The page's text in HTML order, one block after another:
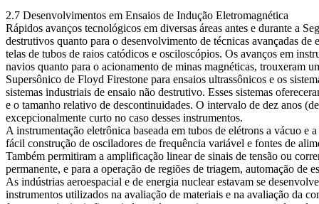
2.7 Desenvolvimentos em Ensaios de Indução Eletromagnética
Rápidos avanços tecnológicos em diversas áreas antes e durante a
destrutivos quanto para o desenvolvimento de técnicas avançadas
telas de tubos de raios catódicos e osciloscópios. Os avanços em
navios quanto para o acionamento de minas magnéticas, trouxeram
Supersônico de Floyd Firestone para ensaios ultrassônicos e os
sistemas industriais de ensaio não destrutivo. Esses sistemas
e o tamanho relativo de descontinuidades. O intervalo de dez anos
excepcionalmente curto no caso desses instrumentos.
A instrumentação eletrônica baseada em tubos de elétrons a vácuo e
fácil construção de osciladores de frequência variável e fontes de
Também permitiram a amplificação linear de sinais de tensão ou
permanente, e para a operação de regiões de triagem, automação de
As indústrias aeroespacial e de energia nuclear estavam se
instrumentos utilizados na avaliação de materiais e na avaliação da